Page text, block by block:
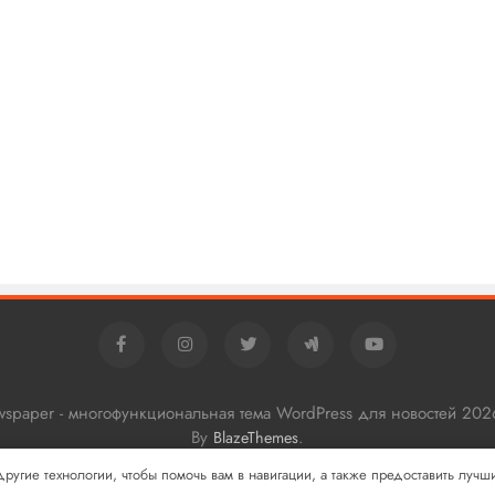
- многофункциональная тема WordPress для новостей
By BlazeThemes.
технологии, чтобы помочь вам в навигации, а также предоставить